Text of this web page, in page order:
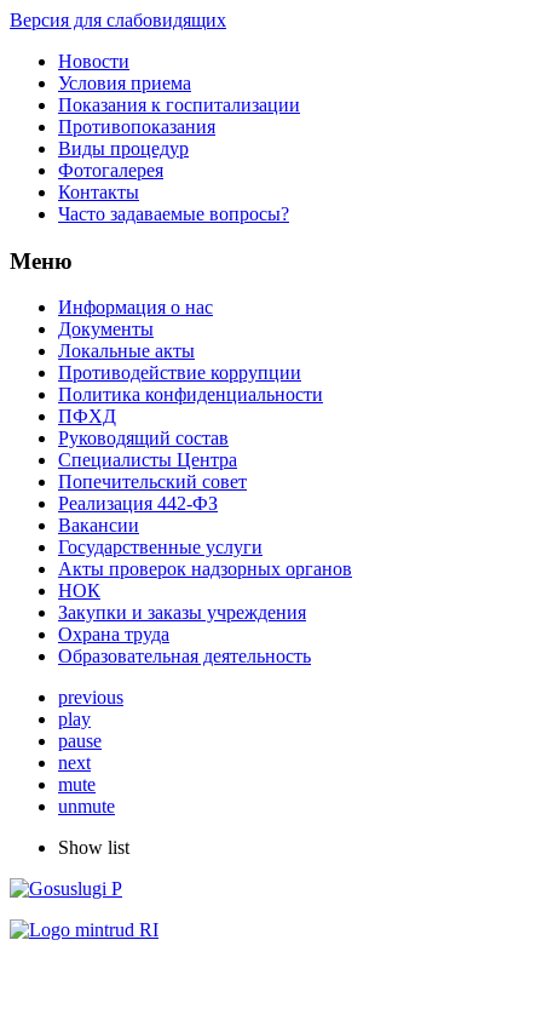
Версия для слабовидящих
Новости
Условия приема
Показания к госпитализации
Противопоказания
Виды процедур
Фотогалерея
Контакты
Часто задаваемые вопросы?
Меню
Информация о нас
Документы
Локальные акты
Противодействие коррупции
Политика конфиденциальности
ПФХД
Руководящий состав
Специалисты Центра
Попечительский совет
Реализация 442-ФЗ
Вакансии
Государственные услуги
Акты проверок надзорных органов
НОК
Закупки и заказы учреждения
Охрана труда
Образовательная деятельность
previous
play
pause
next
mute
unmute
Show list